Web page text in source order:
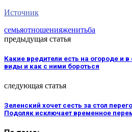
Источник
семьяотношенияженитьба
предыдущая статья
Какие вредители есть на огороде и
виды и как с ними бороться
следующая статья
Зеленский хочет сесть за стол
Подоляк исключает временное